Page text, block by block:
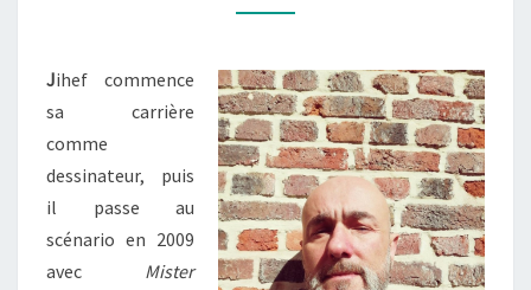
DE
RELIGIEUSES
!
Jihef commence
sa carrière
comme
dessinateur, puis
il passe au
scénario en 2009
avec Mister